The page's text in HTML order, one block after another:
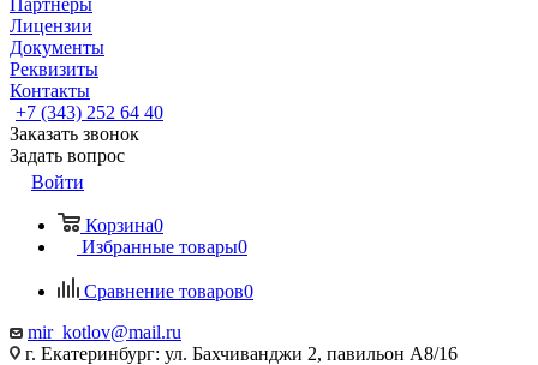
Партнеры
Лицензии
Документы
Реквизиты
Контакты
+7 (343) 252 64 40
Заказать звонок
Задать вопрос
Войти
Корзина0
Избранные товары0
Сравнение товаров0
mir_kotlov@mail.ru
г. Екатеринбург: ул. Бахчиванджи 2, павильон А8/16